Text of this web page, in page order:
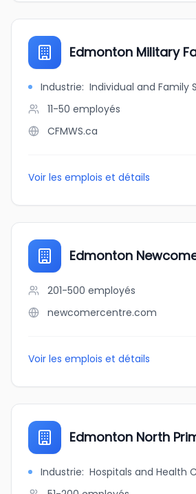
Edmonton Military
Industrie: Individual and Family
11-50 employés
CFMWS.ca
Voir les emplois et détails
Edmonton
201-500 employés
newcomercentre.com
Voir les emplois et détails
Edmonton North
Industrie: Hospitals and Health